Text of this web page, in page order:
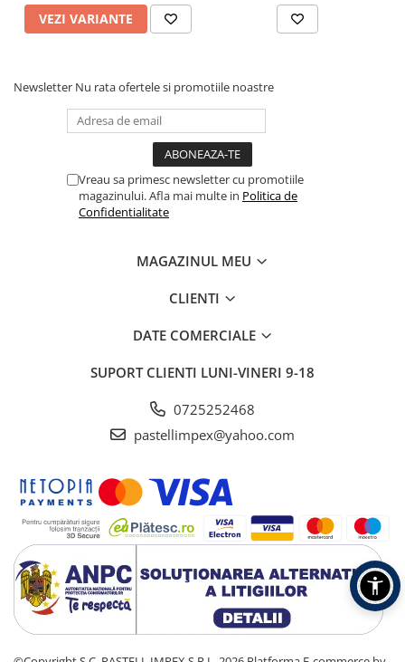
VEZI VARIANTE
Newsletter Nu rata ofertele si promotiile noastre
Vreau sa primesc newsletter cu promotiile
magazinului. Afla mai multe in Politica de
Confidentialitate
MAGAZINUL MEU
CLIENTI
DATE COMERCIALE
SUPORT CLIENTI LUNI-VINERI 9-18
0725252468
pastellimpex@yahoo.com